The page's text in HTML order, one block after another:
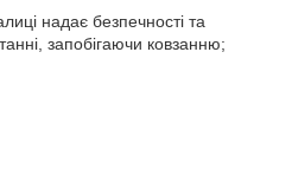
надає безпечності та
запобігаючи ковзанню;